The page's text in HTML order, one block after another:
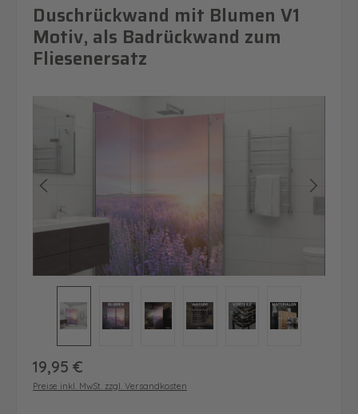
Duschrückwand mit Blumen V1
Motiv, als Badrückwand zum
Fliesenersatz
Bildergalerie überspringen
Regulärer Preis:
19,95 €
Preise inkl. MwSt. zzgl. Versandkosten